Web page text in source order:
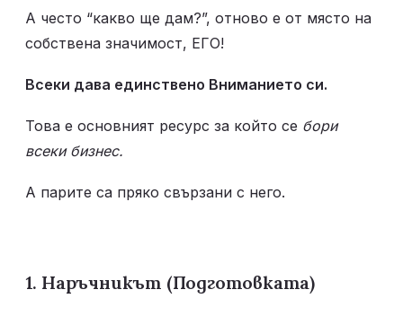
А често “какво ще дам?”, отново е от място на
собствена значимост, ЕГО!
Всеки дава единствено Вниманието си.
Това е основният ресурс за който се бори
всеки бизнес.
А парите са пряко свързани с него.
1. Наръчникът (Подготовката)